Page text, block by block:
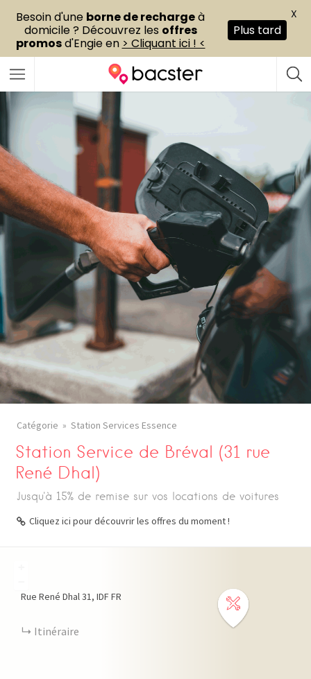
Catégorie Station Services Essence
Station Service de Bréval (31 rue
René Dhal)
Jusqu'à 15% de remise sur vos locations de voitures
Cliquez ici pour découvrir les offres du moment !
Rue René Dhal31 IDF FR
Itinéraire
Besoin d'une borne de rechargeà
domicile ? Découvrez les offres
promosd'Engie en > Cliquant ici ! <
Plus tard
X